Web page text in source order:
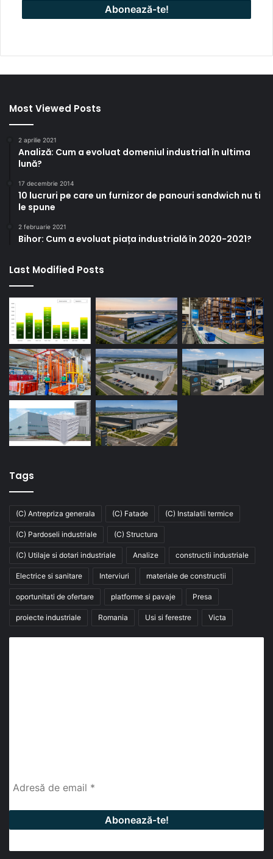
Most Viewed Posts
2 aprilie 2021
Analiză: Cum a evoluat domeniul industrial în ultima
lună?
17 decembrie 2014
10 lucruri pe care un furnizor de panouri sandwich nu ti
le spune
2 februarie 2021
Bihor: Cum a evoluat piața industrială în 2020-2021?
Last Modified Posts
Tags
(C) Antrepriza generala (C) Fatade (C) Instalatii termice
(C) Pardoseli industriale (C) Structura
(C) Utilaje si dotari industriale Analize constructii industriale
Electrice si sanitare Interviuri materiale de constructii
oportunitati de ofertare platforme si pavaje Presa
proiecte industriale Romania Usi si ferestre Victa